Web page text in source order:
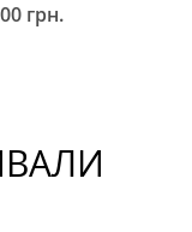
грн.